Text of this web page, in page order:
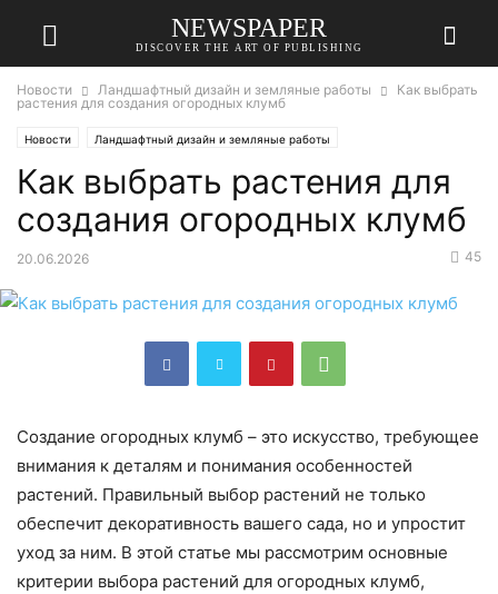
NEWSPAPER
DISCOVER THE ART OF PUBLISHING
Новости Ландшафтный дизайн и земляные работы
Как выбрать
растения для создания огородных клумб
Новости Ландшафтный дизайн и земляные работы
Как выбрать растения для
создания огородных клумб
20.06.2026 45
Создание огородных клумб – это искусство, требующее
внимания к деталям и понимания особенностей
растений. Правильный выбор растений не только
обеспечит декоративность вашего сада, но и упростит
уход за ним. В этой статье мы рассмотрим основные
критерии выбора растений для огородных клумб,